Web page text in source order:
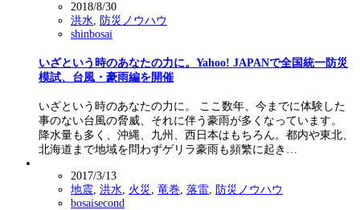
2018/8/30
洪水, 防災ノウハウ
shinbosai
いざという時のあなたの力に。Yahoo! JAPANで全国統一防災
模試、台風・豪雨編を開催
いざという時のあなたの力に。 ここ数年、今までに体験した
事のない台風の脅威、それに伴う豪雨が多くなっています。
降水量も多く、沖縄、九州、西日本はもちろん。都内や東北、
北海道まで地域を問わずゲリラ豪雨も頻繁に起き…
2017/3/13
地震, 洪水, 火災 , 竜巻, 落雷, 防災ノウハウ
bosaisecond